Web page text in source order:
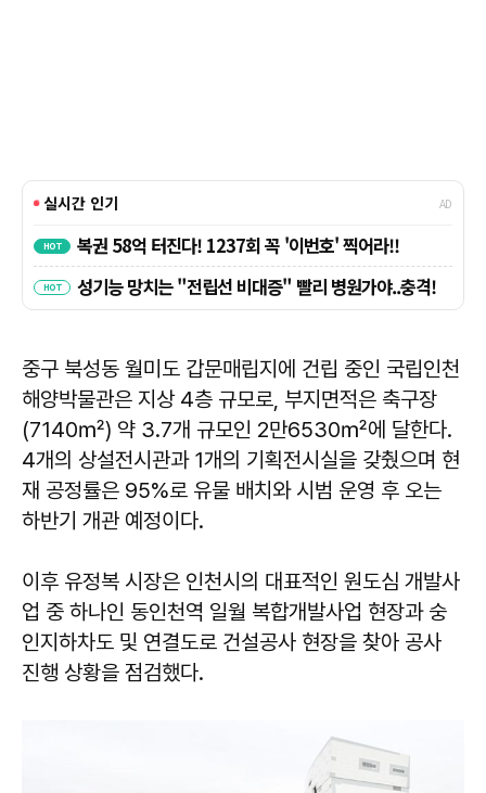
중구 북성동 월미도 갑문매립지에 건립 중인 국립인천
해양박물관은 지상 4층 규모로, 부지면적은 축구장
(7140㎡) 약 3.7개 규모인 2만6530㎡에 달한다.
4개의 상설전시관과 1개의 기획전시실을 갖췄으며 현
재 공정률은 95%로 유물 배치와 시범 운영 후 오는
하반기 개관 예정이다.
이후 유정복 시장은 인천시의 대표적인 원도심 개발사
업 중 하나인 동인천역 일월 복합개발사업 현장과 숭
인지하차도 및 연결도로 건설공사 현장을 찾아 공사
진행 상황을 점검했다.